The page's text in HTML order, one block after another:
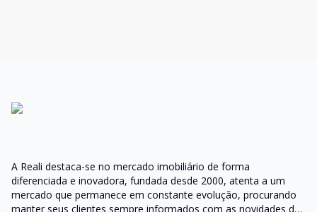
A Reali destaca-se no mercado imobiliário de forma
diferenciada e inovadora, fundada desde 2000, atenta a um
mercado que permanece em constante evolução, procurando
manter seus clientes sempre informados com as novidades do